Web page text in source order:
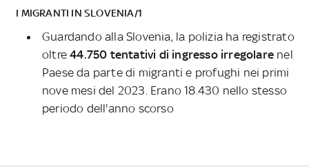
I MIGRANTI IN SLOVENIA/1
Guardando alla Slovenia, la polizia ha registrato
oltre44.750 tentativi di ingresso irregolare nel
Paese da parte di migranti e profughi nei primi
nove mesi del 2023. Erano 18.430 nello stesso
periodo dell'anno scorso